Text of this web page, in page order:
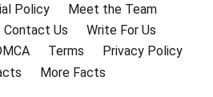
Policy
Meet the Team
Contact Us
Write For Us
Terms
Privacy Policy
More Facts